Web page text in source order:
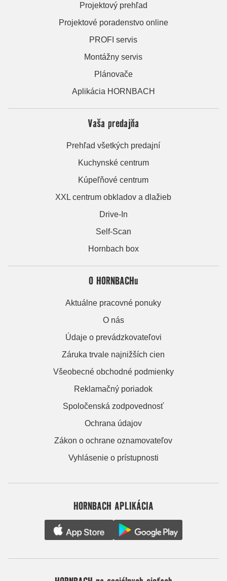
Projektový prehľad
Projektové poradenstvo online
PROFI servis
Montážny servis
Plánovače
Aplikácia HORNBACH
Vaša predajňa
Prehľad všetkých predajní
Kuchynské centrum
Kúpeľňové centrum
XXL centrum obkladov a dlažieb
Drive-In
Self-Scan
Hornbach box
O HORNBACHu
Aktuálne pracovné ponuky
O nás
Údaje o prevádzkovateľovi
Záruka trvale najnižších cien
Všeobecné obchodné podmienky
Reklamačný poriadok
Spoločenská zodpovednosť
Ochrana údajov
Zákon o ochrane oznamovateľov
Vyhlásenie o prístupnosti
HORNBACH APLIKÁCIA